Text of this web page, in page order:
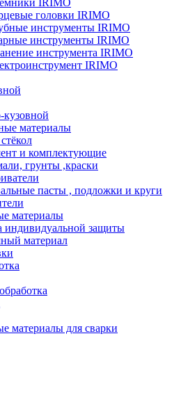
IRIMO
головки IRIMO
инструменты IRIMO
инструменты IRIMO
инструмента IRIMO
IRIMO
материалы
и комплектующие
грунты ,краски
пасты , подложки и круги
материалы
индивидуальной защиты
материал
материалы для сварки